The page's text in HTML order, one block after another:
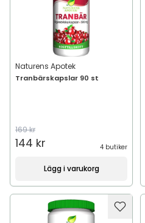
Naturens Apotek
Tranbärskapslar 90 st
169 kr
144 kr 4 butiker
Lägg i varukorg